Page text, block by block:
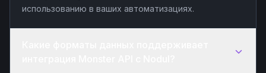
использованию в ваших автоматизациях.